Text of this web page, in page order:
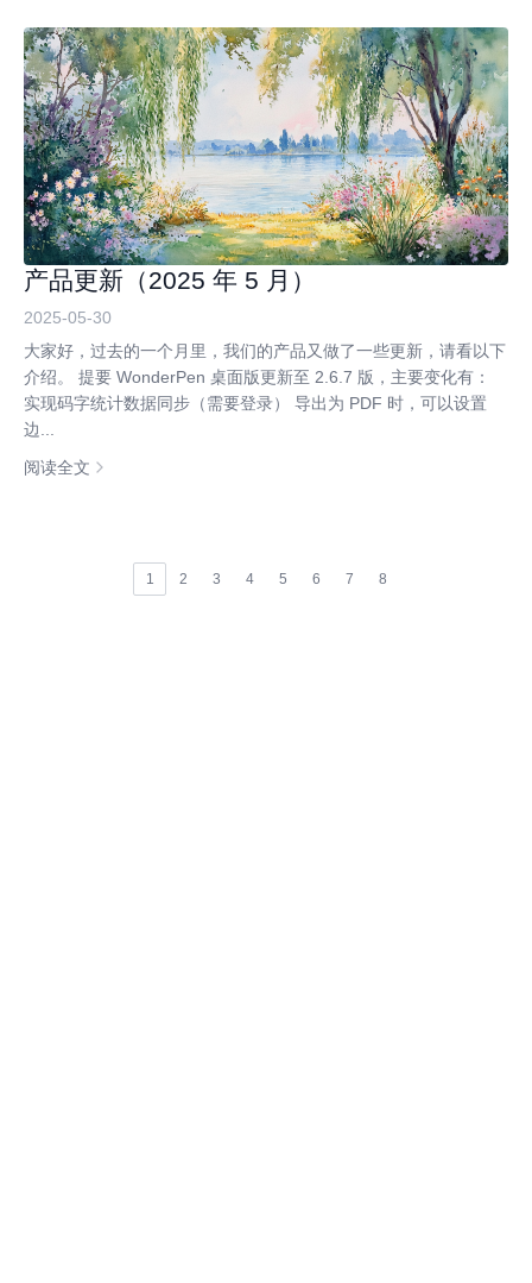
产品更新（2025 年 5 月）
2025-05-30
大家好，过去的一个月里，我们的产品又做了一些更新，请看以下
介绍。 提要 WonderPen 桌面版更新至 2.6.7 版，主要变化有：
实现码字统计数据同步（需要登录） 导出为 PDF 时，可以设置
边...
阅读全文
1 2 3 4 5 6 7 8